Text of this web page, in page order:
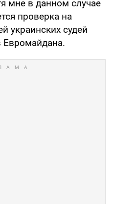
мне в данном случае
проверка на
украинских судей
Евромайдана.